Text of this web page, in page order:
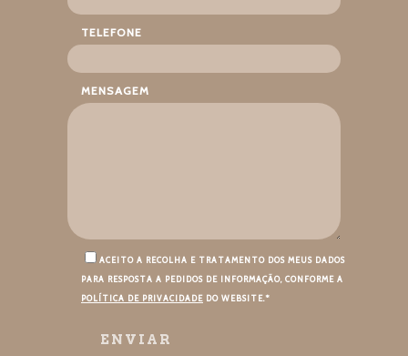
TELEFONE
MENSAGEM
ACEITO A RECOLHA E TRATAMENTO DOS MEUS DADOS
PARA RESPOSTA A PEDIDOS DE INFORMAÇÃO, CONFORME A
POLÍTICA DE PRIVACIDADE DO WEBSITE.*